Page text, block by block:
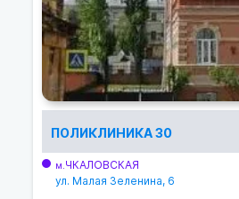
ПОЛИКЛИНИКА 30
м.ЧКАЛОВСКАЯ
ул. Малая Зеленина, 6